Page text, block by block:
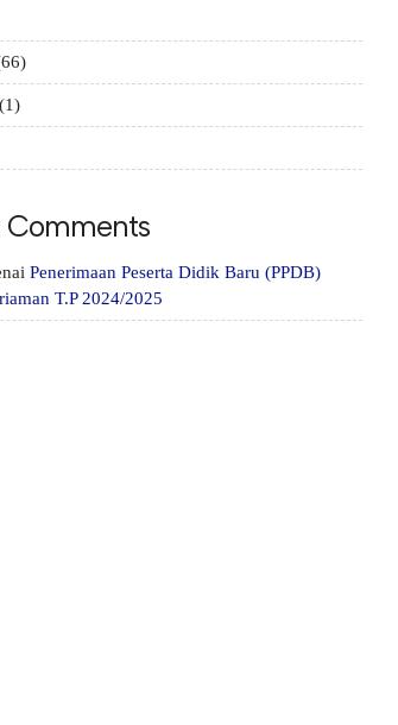
(1)
Comments
Penerimaan Peserta Didik Baru (PPDB)
T.P 2024/2025